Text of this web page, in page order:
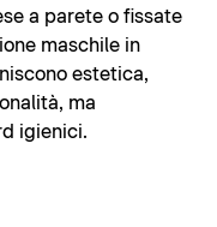
a parete o fissate
maschile in
estetica,
ma
igienici.